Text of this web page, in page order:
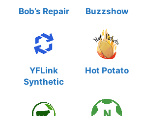
Bob’s Repair Buzzshow
YFLink
Synthetic
Hot Potato